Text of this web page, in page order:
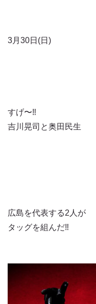
3月30日(日)
すげ〜‼️
吉川晃司と奥田民生
広島を代表する2人が
タッグを組んだ‼️